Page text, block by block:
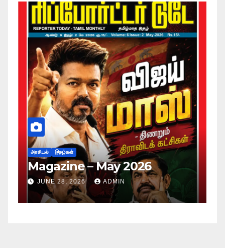
அரசியல் இதழ்கள்
Magazine – May 2026
JUNE 28, 2026 ADMIN